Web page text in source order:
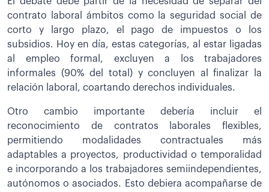
contrato laboral ámbitos como la seguridad social de
corto y largo plazo, el pago de impuestos o los
subsidios. Hoy en día, estas categorías, al estar ligadas
al empleo formal, excluyen a los trabajadores
informales (90% del total) y concluyen al finalizar la
relación laboral, coartando derechos individuales.
Otro cambio importante debería incluir el
reconocimiento de contratos laborales flexibles,
permitiendo modalidades contractuales más
adaptables a proyectos, productividad o temporalidad
e incorporando a los trabajadores semiindependientes,
autónomos o asociados. Esto debiera acompañarse de